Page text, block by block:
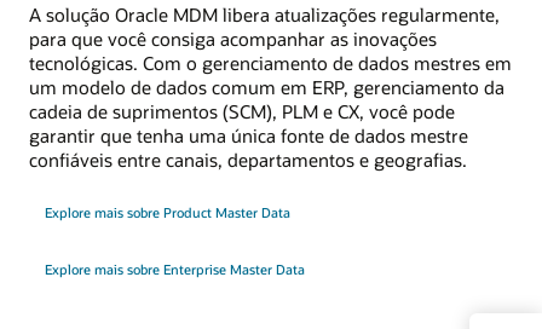
A solução Oracle MDM libera atualizações regularmente,
para que você consiga acompanhar as inovações
tecnológicas. Com o gerenciamento de dados mestres em
um modelo de dados comum em ERP, gerenciamento da
cadeia de suprimentos (SCM), PLM e CX, você pode
garantir que tenha uma única fonte de dados mestre
confiáveis entre canais, departamentos e geografias.
Explore mais sobre Product Master Data
Explore mais sobre Enterprise Master Data